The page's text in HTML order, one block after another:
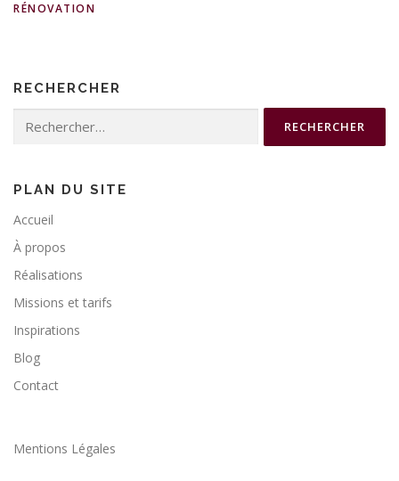
RÉNOVATION
RECHERCHER
PLAN DU SITE
Accueil
À propos
Réalisations
Missions et tarifs
Inspirations
Blog
Contact
Mentions Légales